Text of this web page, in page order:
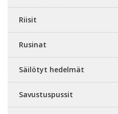
Riisit
Rusinat
Säilötyt hedelmät
Savustuspussit